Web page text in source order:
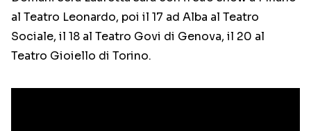
al Teatro Leonardo, poi il 17 ad Alba al Teatro
Sociale, il 18 al Teatro Govi di Genova, il 20 al
Teatro Gioiello di Torino.